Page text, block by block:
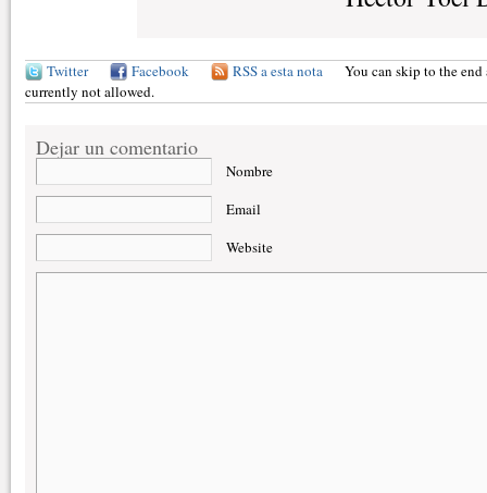
Twitter Facebook RSS a esta nota
You can skip to the
currently not allowed.
Dejar un comentario
Nombre
Email
Website